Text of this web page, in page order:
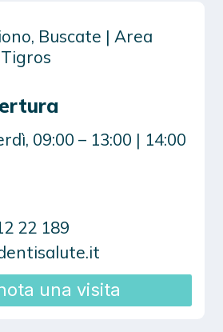
Buscate | Area
09:00 – 13:00 | 14:00
22 189
una visita